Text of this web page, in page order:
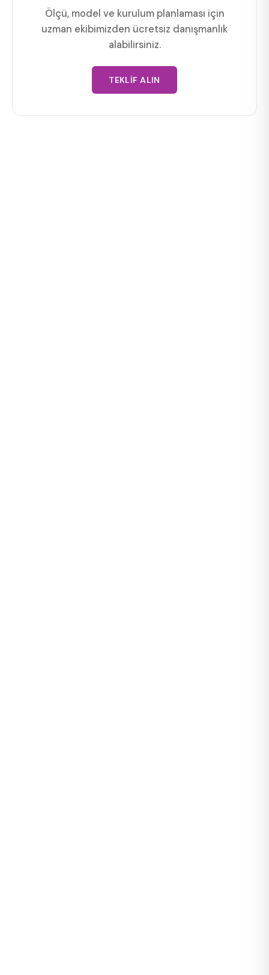
Ölçü, model ve kurulum planlaması için
uzman ekibimizden ücretsiz danışmanlık
alabilirsiniz.
TEKLIF ALIN